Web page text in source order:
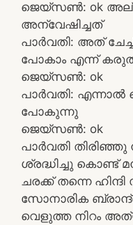
ജെയ്സൺ: ok
അന്വേഷിച്ചത്
പാർവതി: അത്
പോകാം എന്ന്
ജെയ്സൺ: ok
പാർവതി: എന്നാൽ
പോകുന്നു
ജെയ്സൺ: ok
പാർവതി
ശ്രദ്ധിച്ചു കൊണ്ട്
ചരക്ക് തന്നെ
സോനാരിക
വെളുത്ത നിറം